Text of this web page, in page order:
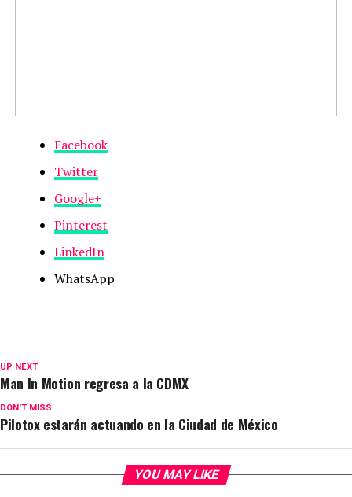
Facebook
Twitter
Google+
Pinterest
LinkedIn
WhatsApp
UP NEXT
Man In Motion regresa a la CDMX
DON'T MISS
Pilotox estarán actuando en la Ciudad de México
YOU MAY LIKE